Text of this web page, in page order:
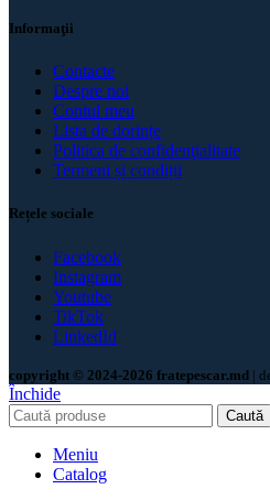
Informaţii
Contacte
Despre noi
Contul meu
Lista de dorințe
Politica de confidenţialitate
Termeni și condiții
Rețele sociale
Facebook
Instagram
Youtube
TikTok
LinkedId
copyright © 2024-2026 fratepescar.md |
Închide
Caută
Meniu
Catalog